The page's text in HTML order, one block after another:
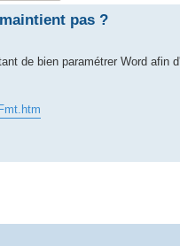
pas ?
de bien paramétrer Word